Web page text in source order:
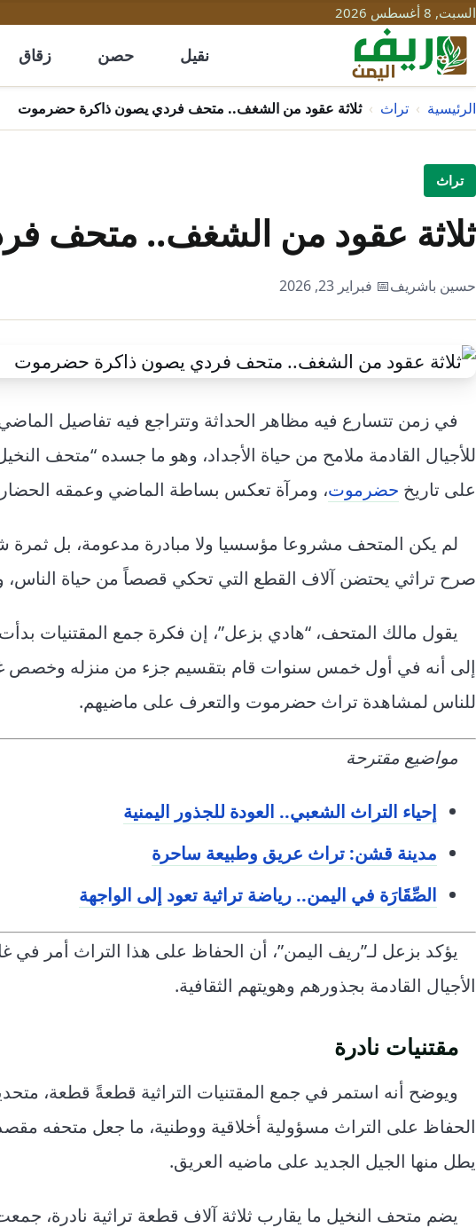
السبت, 8 أغسطس 2026
نقيل حصن زقاق
الرئيسية › تراث › ثلاثة عقود من الشغف.. متحف فردي يصون ذاكرة حضرموت
تراث
ثلاثة عقود من الشغف.. متحف
حسين باشريف📅 فبراير 23, 2026
في زمن تتسارع فيه مظاهر الحداثة وتتراجع فيه تفاصيل
للأجيال القادمة ملامح من حياة الأجداد، وهو ما جسده “متحف
على تاريخ حضرموت، ومرآة تعكس بساطة الماضي وعمقه
لم يكن المتحف مشروعا مؤسسيا ولا مبادرة مدعومة، بل
صرح تراثي يحتضن آلاف القطع التي تحكي قصصاً من حياة الناس،
إلى أنه في أول خمس سنوات قام بتقسيم جزء من منزله وخصص
للناس لمشاهدة تراث حضرموت والتعرف على ماضيهم.
مواضيع مقترحة
إحياء التراث الشعبي.. العودة للجذور اليمنية
مدينة قشن: تراث عريق وطبيعة ساحرة
الصِّقَارَة في اليمن.. رياضة تراثية تعود إلى الواجهة
يؤكد بزعل لـ”ريف اليمن”، أن الحفاظ على هذا التراث أمر في
الأجيال القادمة بجذورهم وهويتهم الثقافية.
مقتنيات نادرة
ويوضح أنه استمر في جمع المقتنيات التراثية قطعةً قطعة،
الحفاظ على التراث مسؤولية أخلاقية ووطنية، ما جعل متحفه
يطل منها الجيل الجديد على ماضيه العريق.
يضم متحف النخيل ما يقارب ثلاثة آلاف قطعة تراثية نادرة،